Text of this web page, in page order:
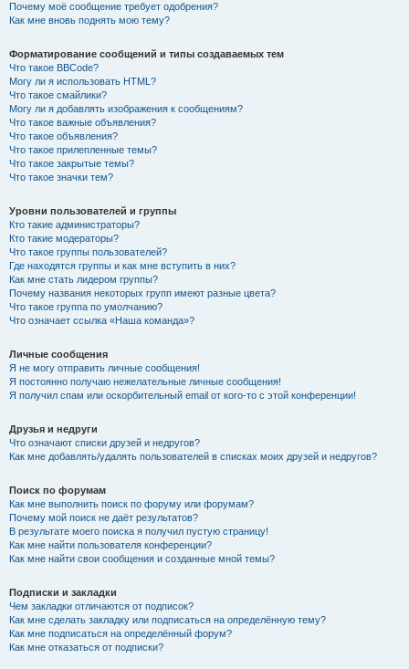
Почему моё сообщение требует одобрения?
Как мне вновь поднять мою тему?
Форматирование сообщений и типы создаваемых тем
Что такое BBCode?
Могу ли я использовать HTML?
Что такое смайлики?
Могу ли я добавлять изображения к сообщениям?
Что такое важные объявления?
Что такое объявления?
Что такое прилепленные темы?
Что такое закрытые темы?
Что такое значки тем?
Уровни пользователей и группы
Кто такие администраторы?
Кто такие модераторы?
Что такое группы пользователей?
Где находятся группы и как мне вступить в них?
Как мне стать лидером группы?
Почему названия некоторых групп имеют разные цвета?
Что такое группа по умолчанию?
Что означает ссылка «Наша команда»?
Личные сообщения
Я не могу отправить личные сообщения!
Я постоянно получаю нежелательные личные сообщения!
Я получил спам или оскорбительный email от кого-то с этой конференции!
Друзья и недруги
Что означают списки друзей и недругов?
Как мне добавлять/удалять пользователей в списках моих друзей и недругов?
Поиск по форумам
Как мне выполнить поиск по форуму или форумам?
Почему мой поиск не даёт результатов?
В результате моего поиска я получил пустую страницу!
Как мне найти пользователя конференции?
Как мне найти свои сообщения и созданные мной темы?
Подписки и закладки
Чем закладки отличаются от подписок?
Как мне сделать закладку или подписаться на определённую тему?
Как мне подписаться на определённый форум?
Как мне отказаться от подписки?